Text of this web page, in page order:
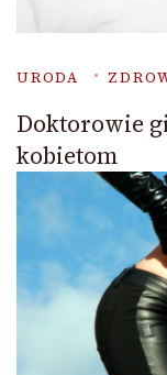
URODA
Doktorowie
kobietom